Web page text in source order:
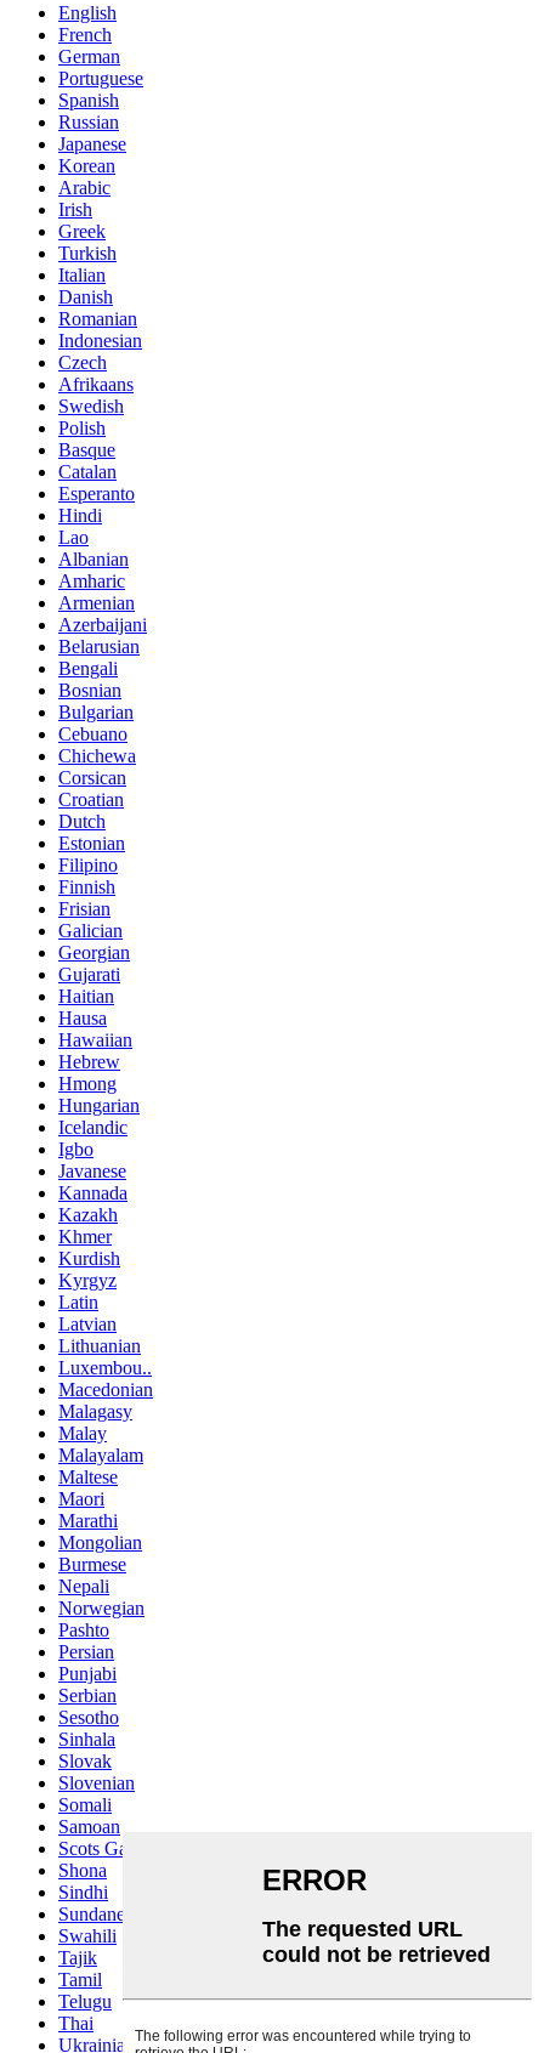
English
French
German
Portuguese
Spanish
Russian
Japanese
Korean
Arabic
Irish
Greek
Turkish
Italian
Danish
Romanian
Indonesian
Czech
Afrikaans
Swedish
Polish
Basque
Catalan
Esperanto
Hindi
Lao
Albanian
Amharic
Armenian
Azerbaijani
Belarusian
Bengali
Bosnian
Bulgarian
Cebuano
Chichewa
Corsican
Croatian
Dutch
Estonian
Filipino
Finnish
Frisian
Galician
Georgian
Gujarati
Haitian
Hausa
Hawaiian
Hebrew
Hmong
Hungarian
Icelandic
Igbo
Javanese
Kannada
Kazakh
Khmer
Kurdish
Kyrgyz
Latin
Latvian
Lithuanian
Luxembou..
Macedonian
Malagasy
Malay
Malayalam
Maltese
Maori
Marathi
Mongolian
Burmese
Nepali
Norwegian
Pashto
Persian
Punjabi
Serbian
Sesotho
Sinhala
Slovak
Slovenian
Somali
Samoan
Scots Gaelic
Shona
Sindhi
Sundanese
Swahili
Tajik
Tamil
Telugu
Thai
Ukrainian